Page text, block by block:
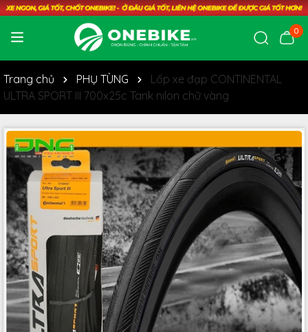
0
Trang chủ PHỤ TÙNG
Lốp xe đạp CONTINENTAL
ULTRA SPORT III 700x25c Tank nilon chữ vàng